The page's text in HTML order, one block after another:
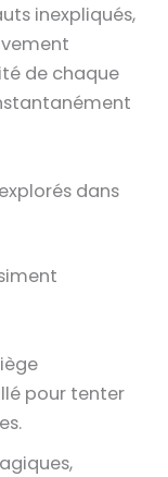
inexpliqués,
de chaque
dans
pour tenter